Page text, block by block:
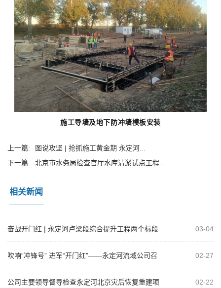
施工导墙及地下防冲墙模板安装
上一篇:
图说攻坚 | 抢抓施工黄金期 永定河...
下一篇:
北京市水务局检查官厅水库清淤试点工程...
相关新闻
奋战开门红 | 永定河卢梁段综合提升工程两个标段
03-04
吹响“冲锋号” 进军“开门红”——永定河流域公司召
02-27
公司主要领导督导检查永定河北京灾后恢复重建项
02-22